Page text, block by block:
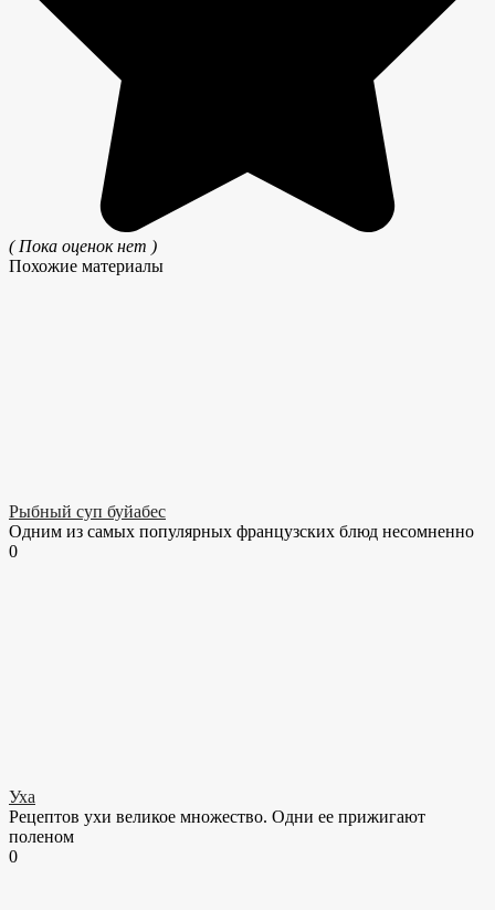
( Пока оценок нет )
Похожие материалы
Рыбный суп буйабес
Одним из самых популярных французских блюд несомненно
0
Уха
Рецептов ухи великое множество. Одни ее прижигают
поленом
0